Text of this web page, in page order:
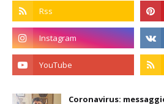
Coronavirus: